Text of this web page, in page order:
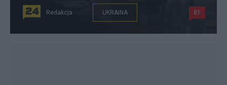
Redakcja UKRAINA 81